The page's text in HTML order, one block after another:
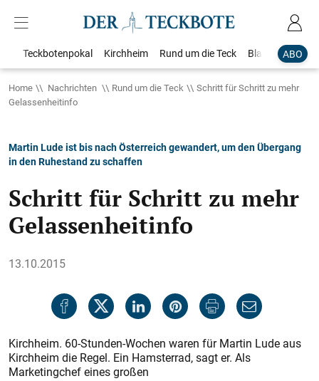
ABO
Teckbotenpokal Kirchheim Rund um die Teck Blaulicht
Home Nachrichten Rund um die Teck
Schritt für Schritt zu mehr
Gelassenheitinfo
Martin Lude ist bis nach Österreich gewandert, um den Übergang
in den Ruhestand zu schaffen
Schritt für Schritt zu mehr
Gelassenheitinfo
13.10.2015
Kirchheim. 60-Stunden-Wochen waren für Martin Lude aus
Kirchheim die Regel. Ein Hamsterrad, sagt er. Als
Marketingchef eines großen